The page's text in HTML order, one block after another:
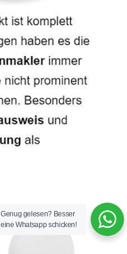
Genug gelesen? Besser
eine Whatsapp schicken!